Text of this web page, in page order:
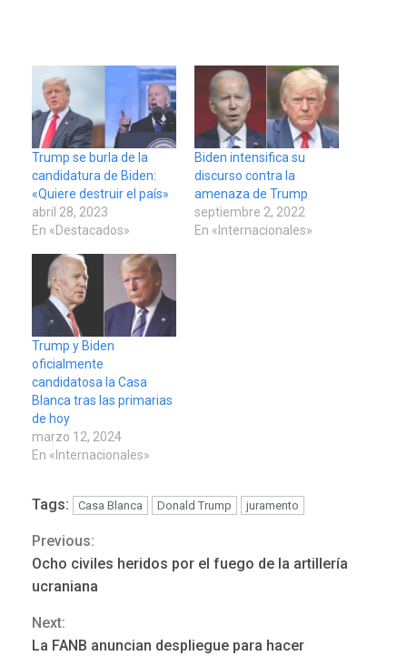
Trump se burla de la
candidatura de Biden:
«Quiere destruir el país»
abril 28, 2023
En «Destacados»
Biden intensifica su
discurso contra la
amenaza de Trump
septiembre 2, 2022
En «Internacionales»
Trump y Biden
oficialmente
candidatosa la Casa
Blanca tras las primarias
de hoy
marzo 12, 2024
En «Internacionales»
Tags: Casa Blanca Donald Trump juramento
Continue
Reading
Previous:
Ocho civiles heridos por el fuego de la artillería
ucraniana
Next:
La FANB anuncian despliegue para hacer
ÚLTIMA HORA